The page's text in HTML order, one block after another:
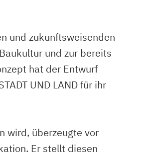
und zukunftsweisenden
und zur bereits
hat der Entwurf
UND LAND für ihr
wird, überzeugte vor
Er stellt diesen